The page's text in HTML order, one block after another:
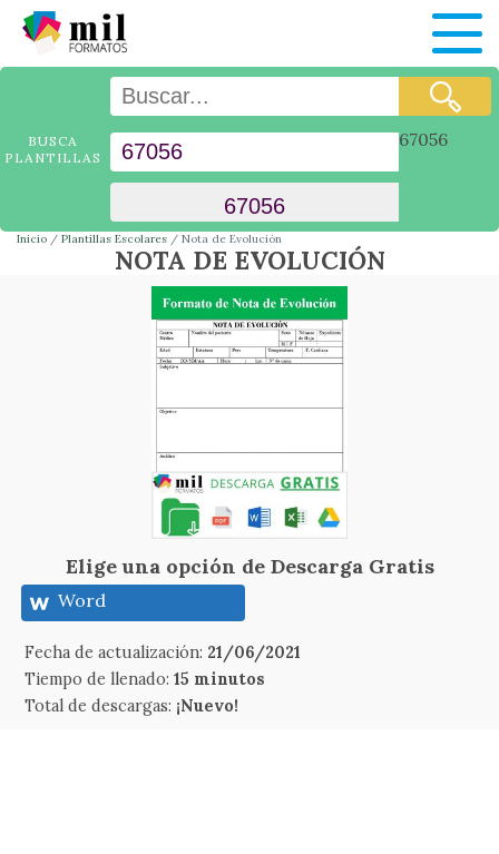
BUSCA
PLANTILLAS
67056
Inicio Plantillas Escolares Nota de Evolución
NOTA DE EVOLUCIÓN
Elige una opción de Descarga Gratis
Word
Fecha de actualización: 21/06/2021
Tiempo de llenado:15 minutos
Total de descargas: ¡Nuevo!